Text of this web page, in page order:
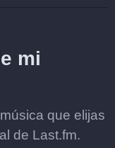
mi
que elijas
de Last.fm.